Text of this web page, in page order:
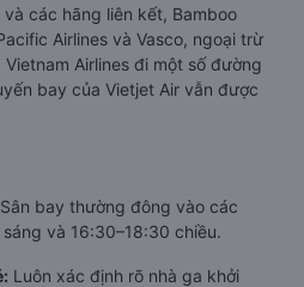
các hãng liên kết, Bamboo
Airlines và Vasco, ngoại trừ
Airlines đi một số đường
bay của Vietjet Air vẫn được
Sân bay thường đông vào các
và 16:30–18:30 chiều.
Luôn xác định rõ nhà ga khởi